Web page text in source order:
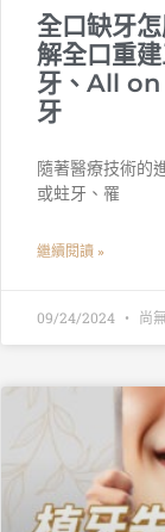
全口缺牙
解全口重
牙、All on
牙
隨著醫療技術的
或蛀牙、罹
繼續閱讀 »
09/24/2024 尚